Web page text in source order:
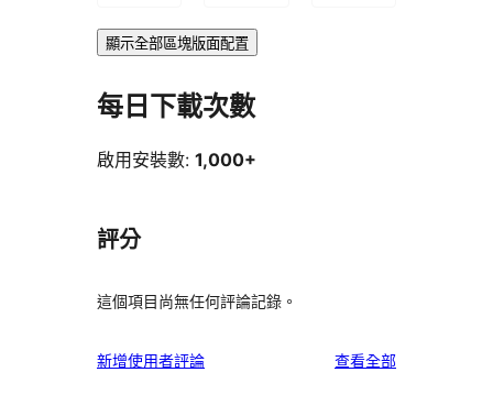
顯示全部區塊版面配置
每日下載次數
啟用安裝數: 1,000+
評分
這個項目尚無任何評論記錄。
新增使用者評論 查看全部使